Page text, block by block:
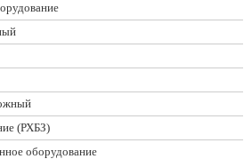
(РХБЗ)
оборудование